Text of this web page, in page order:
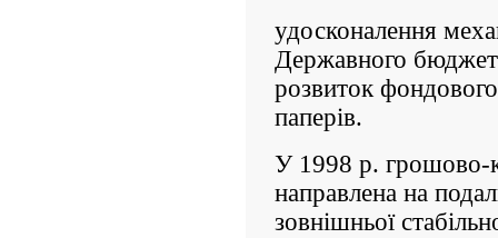
удосконалення
Державного
розвиток
паперів.
У 1998 р. грошово-
направлена на
зовнішньої